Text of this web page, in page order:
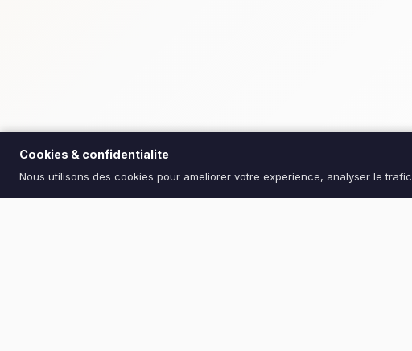
Cookies & confidentialite
Nous utilisons des cookies pour ameliorer votre experience, analyser le